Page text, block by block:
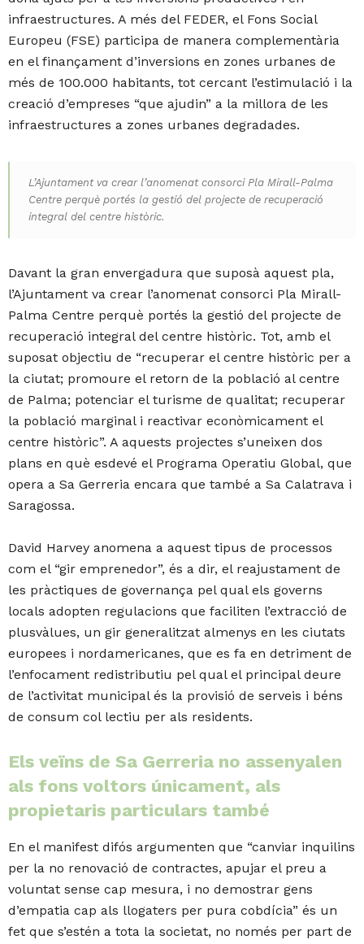
infraestructures. A més del FEDER, el Fons Social
Europeu (FSE) participa de manera complementària
en el finançament d’inversions en zones urbanes de
més de 100.000 habitants, tot cercant l’estimulació i la
creació d’empreses “que ajudin” a la millora de les
infraestructures a zones urbanes degradades.
L’Ajuntament va crear l’anomenat consorci Pla Mirall-Palma
Centre perquè portés la gestió del projecte de recuperació
integral del centre històric.
Davant la gran envergadura que suposà aquest pla,
l’Ajuntament va crear l’anomenat consorci Pla Mirall-
Palma Centre perquè portés la gestió del projecte de
recuperació integral del centre històric. Tot, amb el
suposat objectiu de “recuperar el centre històric per a
la ciutat; promoure el retorn de la població al centre
de Palma; potenciar el turisme de qualitat; recuperar
la població marginal i reactivar econòmicament el
centre històric”. A aquests projectes s’uneixen dos
plans en què esdevé el Programa Operatiu Global, que
opera a Sa Gerreria encara que també a Sa Calatrava i
Saragossa.
David Harvey anomena a aquest tipus de processos
com el “gir emprenedor”, és a dir, el reajustament de
les pràctiques de governança pel qual els governs
locals adopten regulacions que faciliten l’extracció de
plusvàlues, un gir generalitzat almenys en les ciutats
europees i nordamericanes, que es fa en detriment de
l’enfocament redistributiu pel qual el principal deure
de l’activitat municipal és la provisió de serveis i béns
de consum col lectiu per als residents.
Els veïns de Sa Gerreria no assenyalen
als fons voltors únicament, als
propietaris particulars també
En el manifest difós argumenten que “canviar inquilins
per la no renovació de contractes, apujar el preu a
voluntat sense cap mesura, i no demostrar gens
d’empatia cap als llogaters per pura cobdícia” és un
fet que s’estén a tota la societat, no només per part de